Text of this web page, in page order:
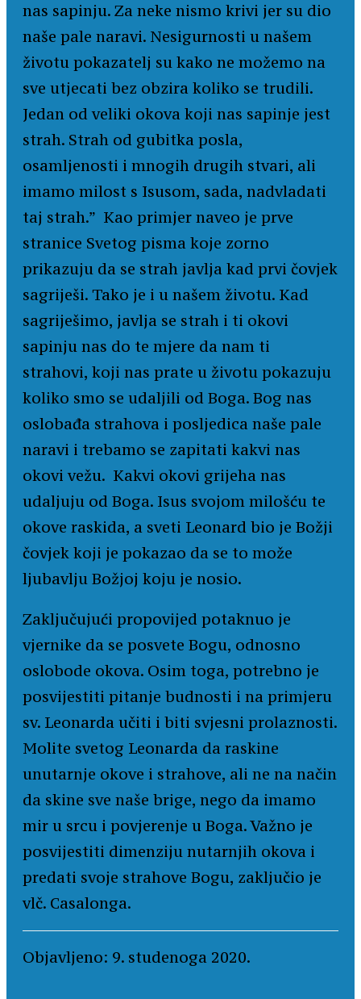
nas sapinju. Za neke nismo krivi jer su dio
naše pale naravi. Nesigurnosti u našem
životu pokazatelj su kako ne možemo na
sve utjecati bez obzira koliko se trudili.
Jedan od veliki okova koji nas sapinje jest
strah. Strah od gubitka posla,
osamljenosti i mnogih drugih stvari, ali
imamo milost s Isusom, sada, nadvladati
taj strah.” Kao primjer naveo je prve
stranice Svetog pisma koje zorno
prikazuju da se strah javlja kad prvi čovjek
sagriješi. Tako je i u našem životu. Kad
sagriješimo, javlja se strah i ti okovi
sapinju nas do te mjere da nam ti
strahovi, koji nas prate u životu pokazuju
koliko smo se udaljili od Boga. Bog nas
oslobađa strahova i posljedica naše pale
naravi i trebamo se zapitati kakvi nas
okovi vežu. Kakvi okovi grijeha nas
udaljuju od Boga. Isus svojom milošću te
okove raskida, a sveti Leonard bio je Božji
čovjek koji je pokazao da se to može
ljubavlju Božjoj koju je nosio.
Zaključujući propovijed potaknuo je
vjernike da se posvete Bogu, odnosno
oslobode okova. Osim toga, potrebno je
posvijestiti pitanje budnosti i na primjeru
sv. Leonarda učiti i biti svjesni prolaznosti.
Molite svetog Leonarda da raskine
unutarnje okove i strahove, ali ne na način
da skine sve naše brige, nego da imamo
mir u srcu i povjerenje u Boga. Važno je
posvijestiti dimenziju nutarnjih okova i
predati svoje strahove Bogu, zaključio je
vlč. Casalonga.
Objavljeno: 9. studenoga 2020.